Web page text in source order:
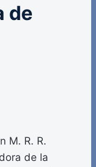
de
M. R. R.
de la